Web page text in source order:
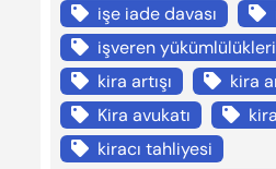
işe iade davası
işveren yükümlülükleri
kira artışı
kira
Kira avukatı
kiracı tahliyesi